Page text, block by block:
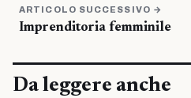
ARTICOLO SUCCESSIVO →
Imprenditoria femminile
Da leggere anche